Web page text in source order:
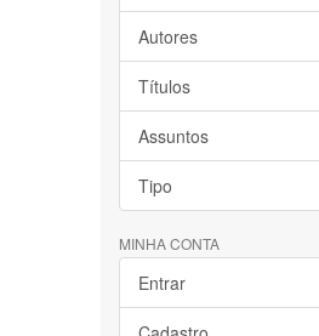
Autores
Títulos
Assuntos
Tipo
MINHA CONTA
Entrar